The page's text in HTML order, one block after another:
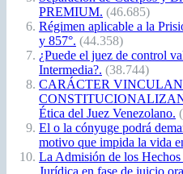
PREMIUM. (46.685)
Régimen aplicable a la
y 857°. (44.358)
¿Puede el juez de control
Intermedia?. (38.744)
CARÁCTER
Ética del Juez Venezolano.
El o la cónyuge podrá
motivo que impida la vida
La Admisión de los
Jurídica en fase de juicio